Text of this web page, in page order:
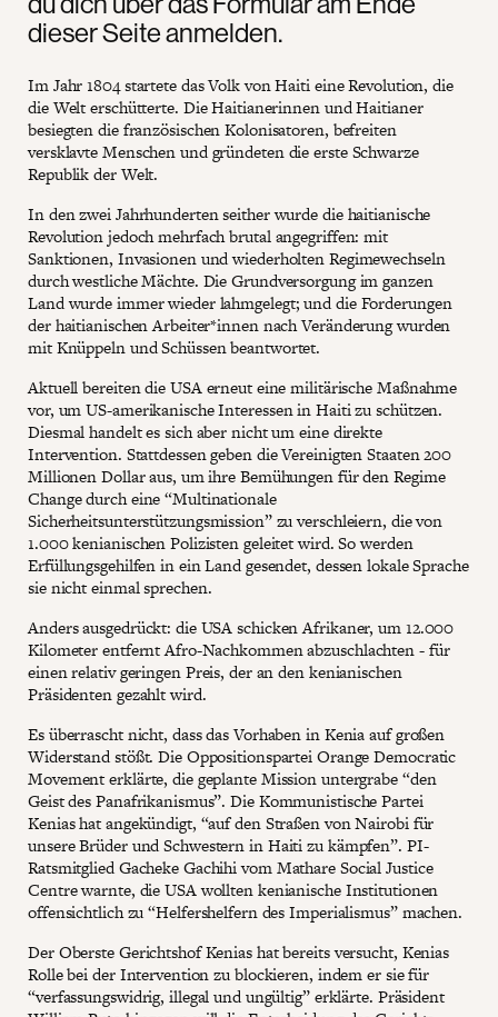
dieser Seite anmelden.
Im Jahr 1804 startete das Volk von Haiti eine Revolution, die
die Welt erschütterte. Die Haitianerinnen und Haitianer
besiegten die französischen Kolonisatoren, befreiten
versklavte Menschen und gründeten die erste Schwarze
Republik der Welt.
In den zwei Jahrhunderten seither wurde die haitianische
Revolution jedoch mehrfach brutal angegriffen: mit
Sanktionen, Invasionen und wiederholten Regimewechseln
durch westliche Mächte. Die Grundversorgung im ganzen
Land wurde immer wieder lahmgelegt; und die Forderungen
der haitianischen Arbeiter*innen nach Veränderung wurden
mit Knüppeln und Schüssen beantwortet.
Aktuell bereiten die USA erneut eine militärische Maßnahme
vor, um US-amerikanische Interessen in Haiti zu schützen.
Diesmal handelt es sich aber nicht um eine direkte
Intervention. Stattdessen geben die Vereinigten Staaten 200
Millionen Dollar aus, um ihre Bemühungen für den Regime
Change durch eine “Multinationale
Sicherheitsunterstützungsmission” zu verschleiern, die von
1.000 kenianischen Polizisten geleitet wird. So werden
Erfüllungsgehilfen in ein Land gesendet, dessen lokale Sprache
sie nicht einmal sprechen.
Anders ausgedrückt: die USA schicken Afrikaner, um 12.000
Kilometer entfernt Afro-Nachkommen abzuschlachten - für
einen relativ geringen Preis, der an den kenianischen
Präsidenten gezahlt wird.
Es überrascht nicht, dass das Vorhaben in Kenia auf großen
Widerstand stößt. Die Oppositionspartei Orange Democratic
Movement erklärte, die geplante Mission untergrabe “den
Geist des Panafrikanismus”. Die Kommunistische Partei
Kenias hat angekündigt, “auf den Straßen von Nairobi für
unsere Brüder und Schwestern in Haiti zu kämpfen”. PI-
Ratsmitglied Gacheke Gachihi vom Mathare Social Justice
Centre warnte, die USA wollten kenianische Institutionen
offensichtlich zu “Helfershelfern des Imperialismus” machen.
Der Oberste Gerichtshof Kenias hat bereits versucht, Kenias
Rolle bei der Intervention zu blockieren, indem er sie für
“verfassungswidrig, illegal und ungültig” erklärte. Präsident